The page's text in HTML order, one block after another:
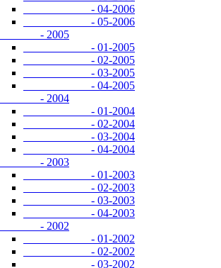
- 04-2006
- 05-2006
- 2005
- 01-2005
- 02-2005
- 03-2005
- 04-2005
- 2004
- 01-2004
- 02-2004
- 03-2004
- 04-2004
- 2003
- 01-2003
- 02-2003
- 03-2003
- 04-2003
- 2002
- 01-2002
- 02-2002
- 03-2002